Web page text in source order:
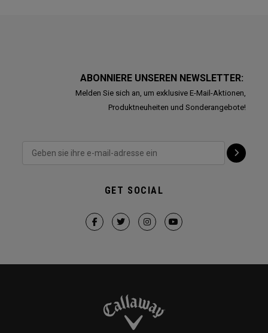
ABONNIERE UNSEREN NEWSLETTER:
Melden Sie sich an, um exklusive E-Mail-Aktionen,
Produktneuheiten und Sonderangebote!
GET SOCIAL